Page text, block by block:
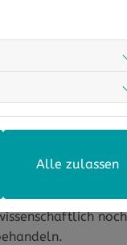
Haut zu
wird verwendet,
fördern, indem
von Akne
Es gibt
handelt
zu befürchten
Alle zulassen